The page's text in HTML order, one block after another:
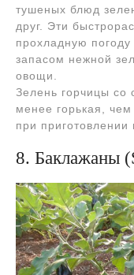
тушеных блюд
друг. Эти
прохладную
запасом нежной
овощи.
Зелень горчицы со
менее горькая, чем
при
8. Баклажаны